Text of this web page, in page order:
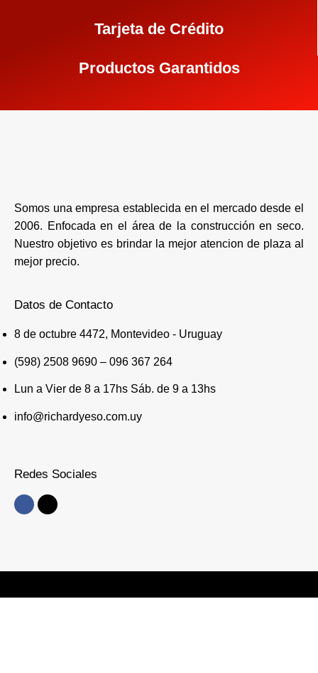
Tarjeta de Crédito
Productos Garantidos
Somos una empresa establecida en el mercado desde el
2006. Enfocada en el área de la construcción en seco.
Nuestro objetivo es brindar la mejor atencion de plaza al
mejor precio.
Datos de Contacto
8 de octubre 4472, Montevideo - Uruguay
(598) 2508 9690 – 096 367 264
Lun a Vier de 8 a 17hs Sáb. de 9 a 13hs
info@richardyeso.com.uy
Redes Sociales